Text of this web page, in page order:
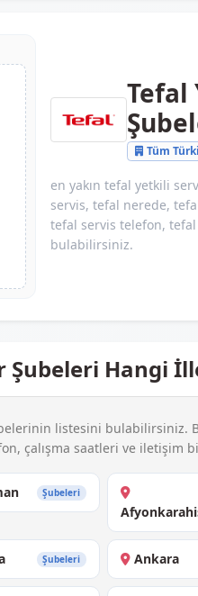
Tefal
Tüm
en yakın tefal yetkili
servis, tefal nerede,
tefal servis telefon,
bulabilirsiniz.
Şubeleri Hangi
listesini bulabilirsiniz.
çalışma saatleri ve iletişim
Şubeleri
Şubeleri Ankara